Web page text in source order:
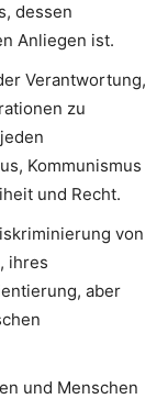
dessen
Anliegen ist.
Verantwortung,
zu
Kommunismus
und Recht.
von
ihres
aber
und Menschen